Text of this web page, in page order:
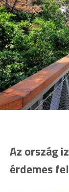
Az ország
érdemes